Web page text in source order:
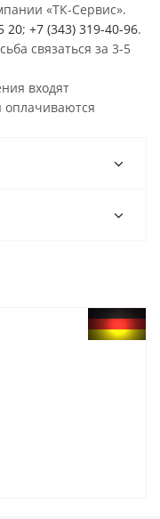
«ТК-Сервис».
20; +7 (343) 319-40-96.
связаться за 3-5
входят
оплачиваются